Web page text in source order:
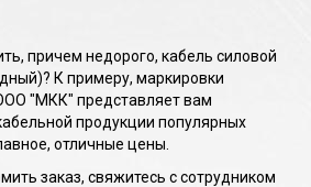
причем недорого, кабель силовой
К примеру, маркировки
"МКК" представляет вам
продукции популярных
отличные цены.
заказ, свяжитесь с сотрудником